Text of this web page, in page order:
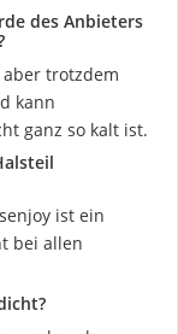
des Anbieters
trotzdem
kann
ganz so kalt ist.
ist ein
bei allen